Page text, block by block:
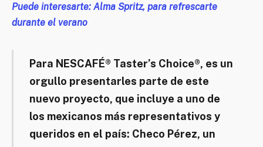
Puede interesarte: Alma Spritz, para refrescarte
durante el verano
Para NESCAFÉ® Taster’s Choice®, es un
orgullo presentarles parte de este
nuevo proyecto, que incluye a uno de
los mexicanos más representativos y
queridos en el país: Checo Pérez, un